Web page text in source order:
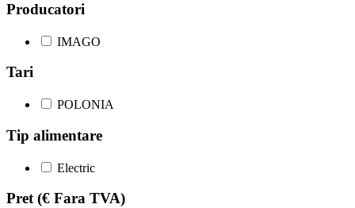
Producatori
IMAGO
Tari
POLONIA
Tip alimentare
Electric
Pret(€ Fara TVA)